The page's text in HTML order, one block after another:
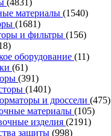
материалы (1540)
(1681)
и фильтры (156)
оборудование (11)
(61)
(391)
(1401)
и дроссели (475)
материалы (105)
изделия (2191)
защиты (998)